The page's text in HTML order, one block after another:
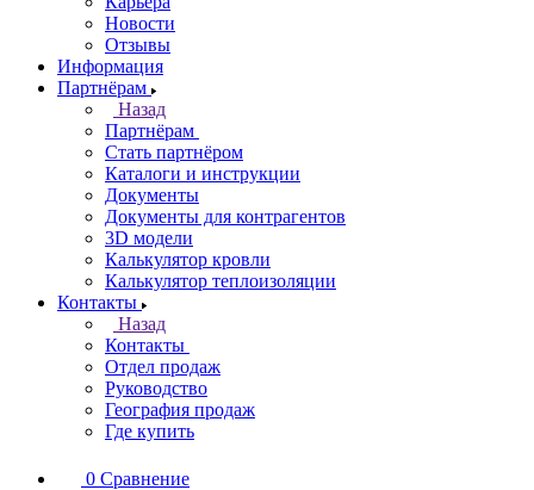
Новости
Отзывы
Информация
Партнёрам
Назад
Партнёрам
Стать партнёром
Каталоги и инструкции
Документы
Документы для контрагентов
3D модели
Калькулятор кровли
Калькулятор теплоизоляции
Контакты
Назад
Контакты
Отдел продаж
Руководство
География продаж
Где купить
0 Сравнение